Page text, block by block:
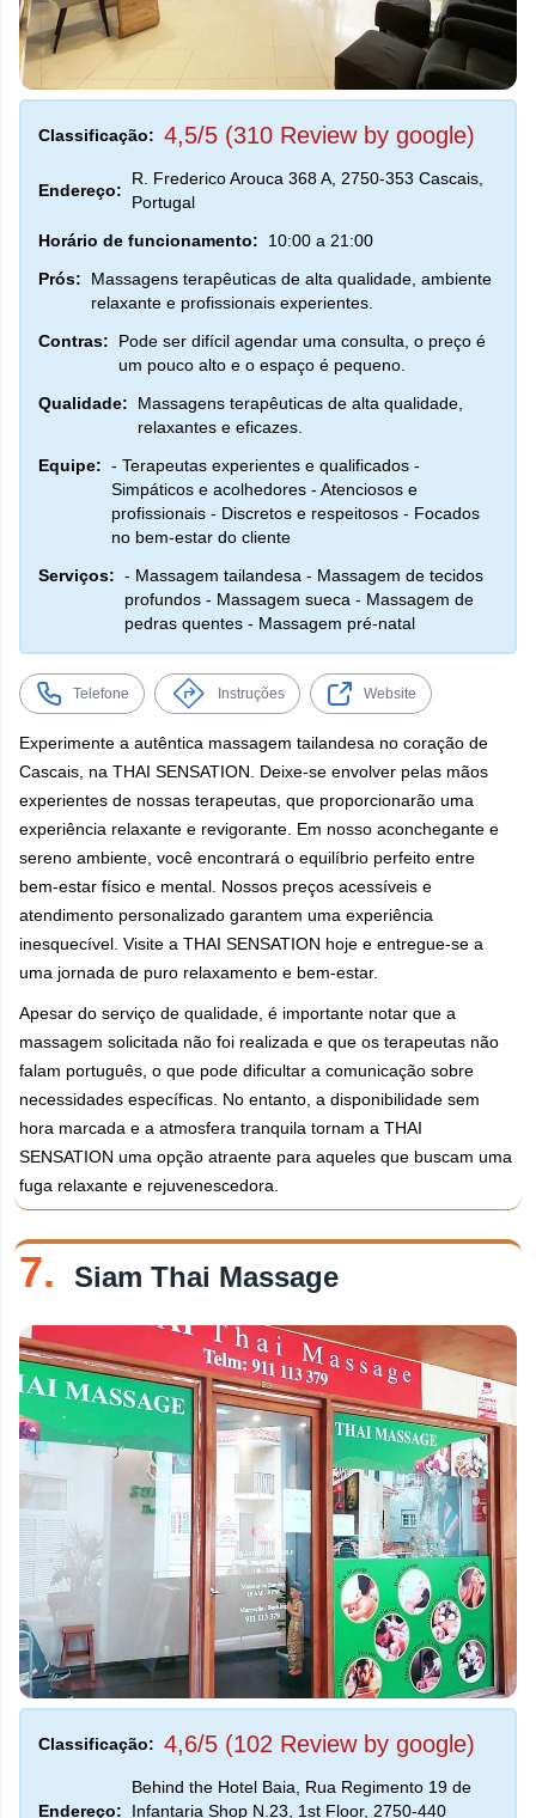
Classificação: 4,5/5 (310 Review by google)
Endereço:
R. Frederico Arouca 368 A, 2750-353 Cascais,
Portugal
Horário de funcionamento:
10:00 a 21:00
Prós:
Massagens terapêuticas de alta qualidade, ambiente
relaxante e profissionais experientes.
Contras:
Pode ser difícil agendar uma consulta, o preço é
um pouco alto e o espaço é pequeno.
Qualidade:
Massagens terapêuticas de alta qualidade,
relaxantes e eficazes.
Equipe: - Terapeutas experientes e qualificados -
Simpáticos e acolhedores - Atenciosos e
profissionais - Discretos e respeitosos - Focados
no bem-estar do cliente
Serviços: - Massagem tailandesa - Massagem de tecidos
profundos - Massagem sueca - Massagem de
pedras quentes - Massagem pré-natal
Telefone Instruções Website
Experimente a autêntica massagem tailandesa no coração de
Cascais, na THAI SENSATION. Deixe-se envolver pelas mãos
experientes de nossas terapeutas, que proporcionarão uma
experiência relaxante e revigorante. Em nosso aconchegante e
sereno ambiente, você encontrará o equilíbrio perfeito entre
bem-estar físico e mental. Nossos preços acessíveis e
atendimento personalizado garantem uma experiência
inesquecível. Visite a THAI SENSATION hoje e entregue-se a
uma jornada de puro relaxamento e bem-estar.
Apesar do serviço de qualidade, é importante notar que a
massagem solicitada não foi realizada e que os terapeutas não
falam português, o que pode dificultar a comunicação sobre
necessidades específicas. No entanto, a disponibilidade sem
hora marcada e a atmosfera tranquila tornam a THAI
SENSATION uma opção atraente para aqueles que buscam uma
fuga relaxante e rejuvenescedora.
7. Siam Thai Massage
Classificação: 4,6/5 (102 Review by google)
Endereço:
Behind the Hotel Baia, Rua Regimento 19 de
Infantaria Shop N.23, 1st Floor, 2750-440